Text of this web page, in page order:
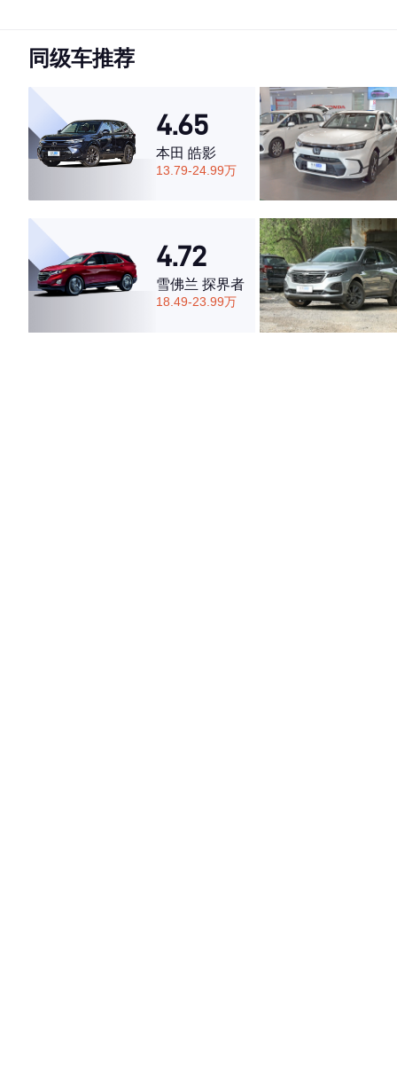
·空间表现较为优秀，优于69%同级车
同级车推荐
4.65
本田 皓影
13.79-24.99万
4.72
雪佛兰 探界者
18.49-23.99万